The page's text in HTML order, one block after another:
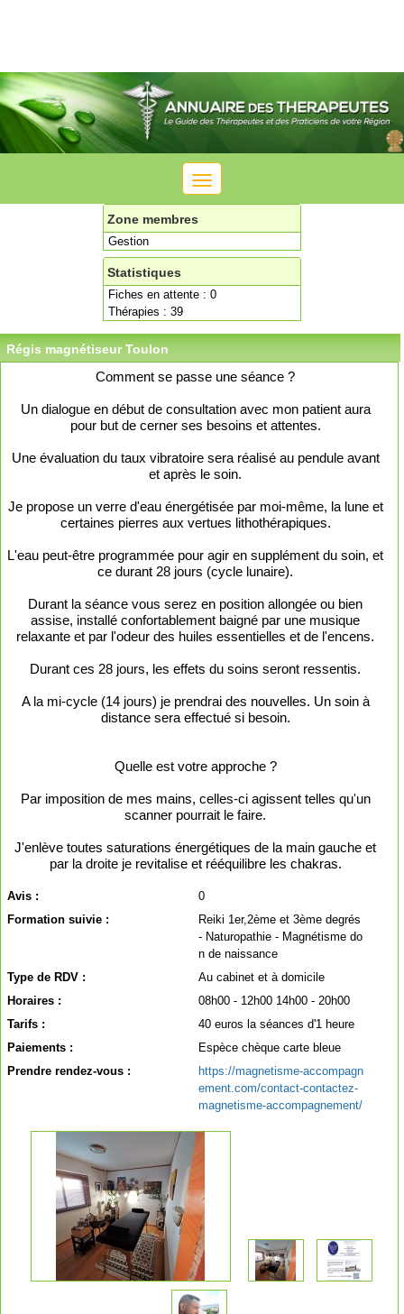
Toggle
navigation
Zone membres
Gestion
Statistiques
Fiches en attente : 0
Thérapies : 39
Régis magnétiseur Toulon
Comment se passe une séance ?
Un dialogue en début de consultation avec mon patient aura
pour but de cerner ses besoins et attentes.
Une évaluation du taux vibratoire sera réalisé au pendule avant
et après le soin.
Je propose un verre d'eau énergétisée par moi-même, la lune et
certaines pierres aux vertues lithothérapiques.
L'eau peut-être programmée pour agir en supplément du soin, et
ce durant 28 jours (cycle lunaire).
Durant la séance vous serez en position allongée ou bien
assise, installé confortablement baigné par une musique
relaxante et par l'odeur des huiles essentielles et de l'encens.
Durant ces 28 jours, les effets du soins seront ressentis.
A la mi-cycle (14 jours) je prendrai des nouvelles. Un soin à
distance sera effectué si besoin.
Quelle est votre approche ?
Par imposition de mes mains, celles-ci agissent telles qu'un
scanner pourrait le faire.
J'enlève toutes saturations énergétiques de la main gauche et
par la droite je revitalise et rééquilibre les chakras.
Avis :
0
Formation suivie :
Reiki 1er,2ème et 3ème degrés
- Naturopathie - Magnétisme do
n de naissance
Type de RDV :
Au cabinet et à domicile
Horaires :
08h00 - 12h00 14h00 - 20h00
Tarifs :
40 euros la séances d'1 heure
Paiements :
Espèce chèque carte bleue
Prendre rendez-vous :
https://magnetisme-accompagn
ement.com/contact-contactez-
magnetisme-accompagnement/